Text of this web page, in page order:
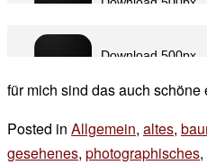
für mich sind das auch schöne
Posted in Allgemein, altes,
gesehenes, photographisches,